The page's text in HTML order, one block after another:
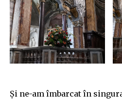
Și ne-am îmbarcat în